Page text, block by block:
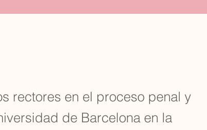
rectores en el proceso penal y
de Barcelona en la